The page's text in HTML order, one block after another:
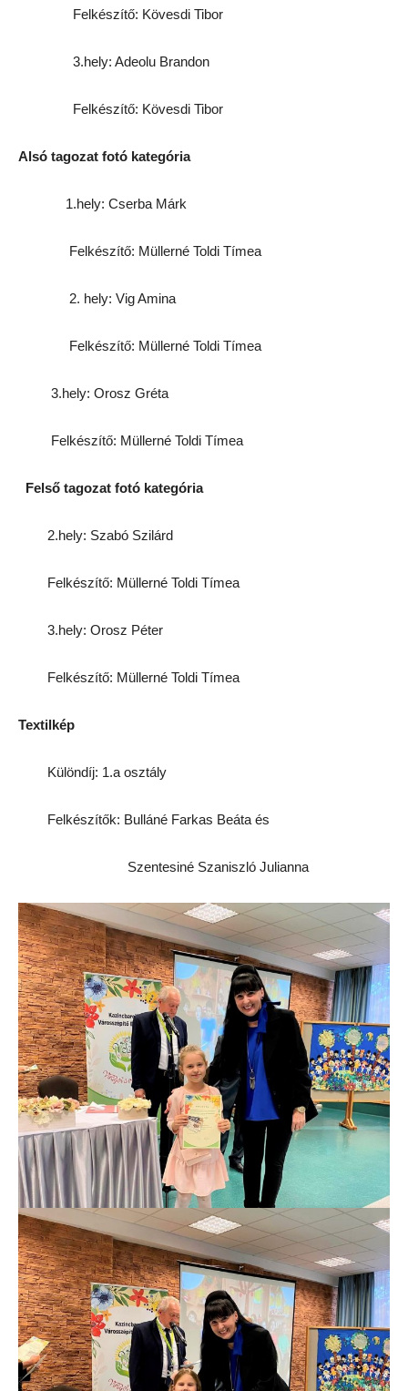
Felkészítő: Kövesdi Tibor
3.hely: Adeolu Brandon
Felkészítő: Kövesdi Tibor
Alsó tagozat fotó kategória
1.hely: Cserba Márk
Felkészítő: Müllerné Toldi Tímea
2. hely: Vig Amina
Felkészítő: Müllerné Toldi Tímea
3.hely: Orosz Gréta
Felkészítő: Müllerné Toldi Tímea
Felső tagozat fotó kategória
2.hely: Szabó Szilárd
Felkészítő: Müllerné Toldi Tímea
3.hely: Orosz Péter
Felkészítő: Müllerné Toldi Tímea
Textilkép
Különdíj: 1.a osztály
Felkészítők: Bulláné Farkas Beáta és
Szentesiné Szaniszló Julianna